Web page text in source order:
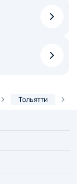
Тольятти